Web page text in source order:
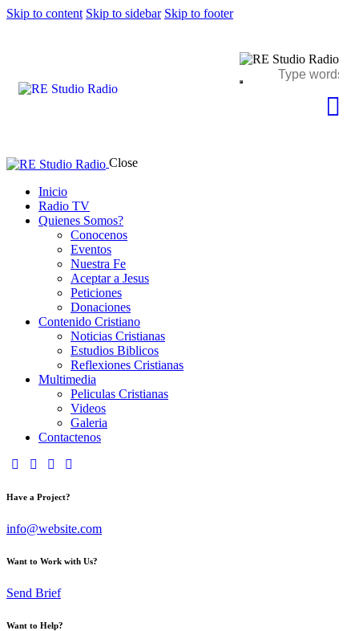
Skip to content Skip to sidebar Skip to footer
Close
Inicio
Radio TV
Quienes Somos?
Conocenos
Eventos
Nuestra Fe
Aceptar a Jesus
Peticiones
Donaciones
Contenido Cristiano
Noticias Cristianas
Estudios Biblicos
Reflexiones Cristianas
Multimedia
Peliculas Cristianas
Videos
Galeria
Contactenos
Have a Project?
info@website.com
Want to Work with Us?
Send Brief
Want to Help?